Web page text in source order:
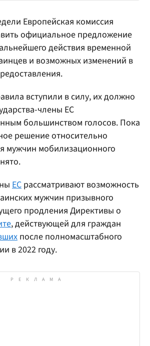
Европейская комиссия
официальное предложение
действия временной
и возможных изменений в
вступили в силу, их должно
члены ЕС
большинством голосов. Пока
решение относительно
мужчин мобилизационного
ЕС рассматривают возможность
мужчин призывного
продления Директивы о
, действующей для граждан
после полномасштабного
в 2022 году.